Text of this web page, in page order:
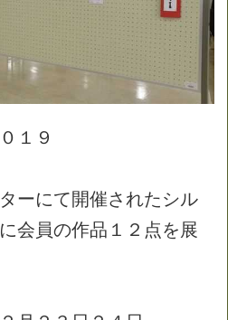
０ １ ９
ターにて開催さ れたシル
に会 員の作品 １ ２ 点を展